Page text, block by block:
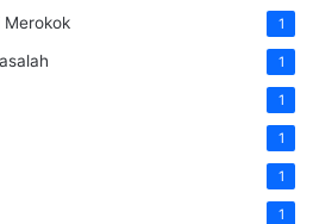
Merokok 1
1
1
1
1
1